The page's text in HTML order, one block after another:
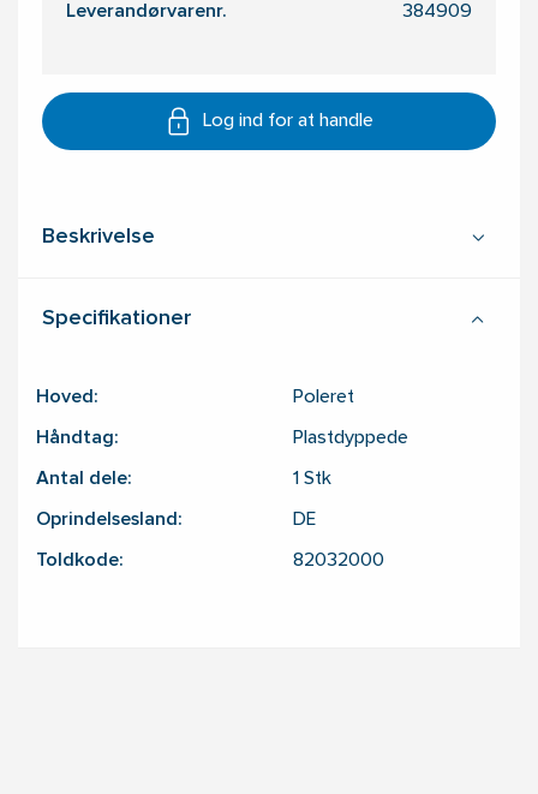
Leverandørvarenr. 384909
Log ind for at handle
Beskrivelse
Specifikationer
Hoved: Poleret
Håndtag: Plastdyppede
Antal dele: 1 Stk
Oprindelsesland: DE
Toldkode: 82032000